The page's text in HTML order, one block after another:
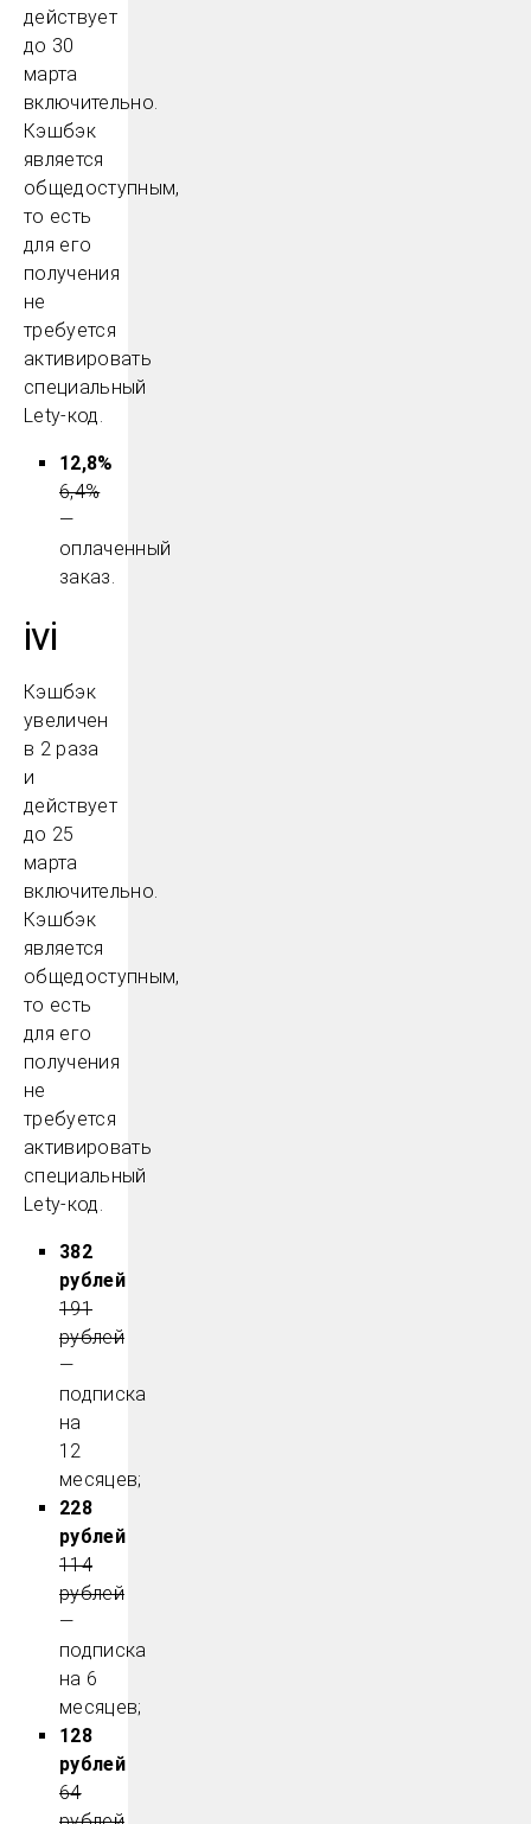
действует
до 30
марта
включительно.
Кэшбэк
является
общедоступным,
то есть
для его
получения
не
требуется
активировать
специальный
Lety-код.
12,8%
6,4%
—
оплаченный
заказ.
ivi
Кэшбэк
увеличен
в 2 раза
и
действует
до 25
марта
включительно.
Кэшбэк
является
общедоступным,
то есть
для его
получения
не
требуется
активировать
специальный
Lety-код.
382
рублей
191
рублей
—
подписка
на
12
месяцев;
228
рублей
114
рублей
—
подписка
на 6
месяцев;
128
рублей
64